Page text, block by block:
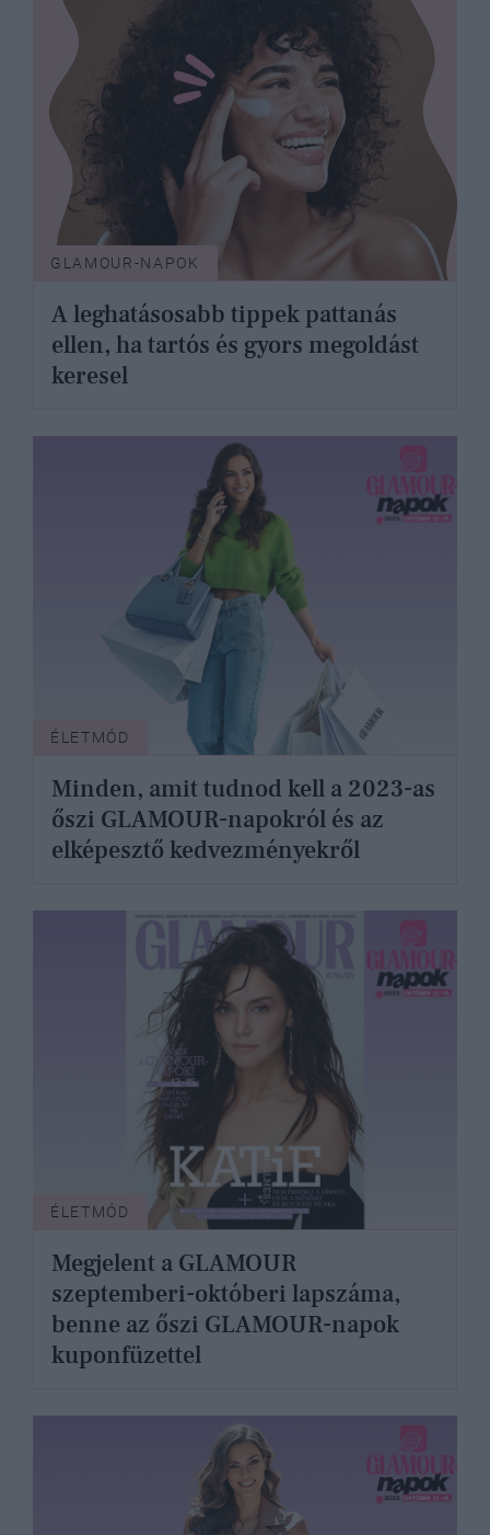
GLAMOUR-NAPOK
A leghatásosabb tippek pattanás
ellen, ha tartós és gyors megoldást
keresel
ÉLETMÓD
Minden, amit tudnod kell a 2023-as
őszi GLAMOUR-napokról és az
elképesztő kedvezményekről
ÉLETMÓD
Megjelent a GLAMOUR
szeptemberi-októberi lapszáma,
benne az őszi GLAMOUR-napok
kuponfüzettel